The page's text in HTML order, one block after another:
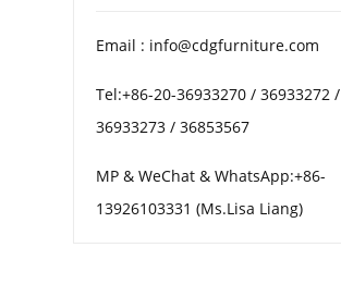
Email : info@cdgfurniture.com
Tel:+86-20-36933270 / 36933272 /
36933273 / 36853567
MP & WeChat & WhatsApp:+86-
13926103331 (Ms.Lisa Liang)